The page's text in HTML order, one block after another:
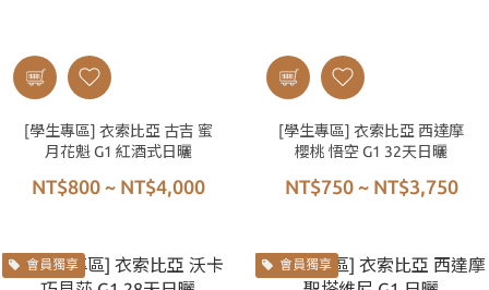
[學生專區] 衣索比亞 古吉 蜜
月花魁 G1 紅酒式日曬
NT$800 ~ NT$4,000
[學生專區] 衣索比亞 西達摩
櫻桃 悟空 G1 32天日曬
NT$750 ~ NT$3,750
會員獨享 會員獨享